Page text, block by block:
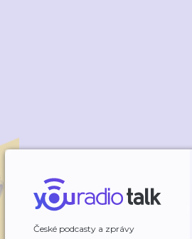
České podcasty a zprávy